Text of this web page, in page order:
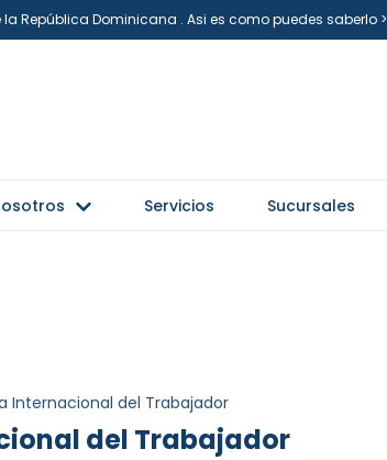
República Dominicana . Asi es como puedes saberlo >
Servicios Sucursales
Internacional del Trabajador
del Trabajador